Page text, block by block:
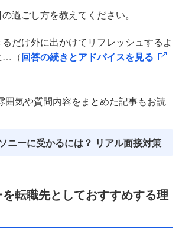
過ごし方を教えてください。
るだけ外に出かけてリフレッシュするよ
…（回答の続きとアドバイスを見る
囲気や質問内容をまとめた記事もお読
ソニーに受かるには？ リアル面接対策
転職先としておすすめする理